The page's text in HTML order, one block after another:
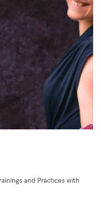
and Practices with